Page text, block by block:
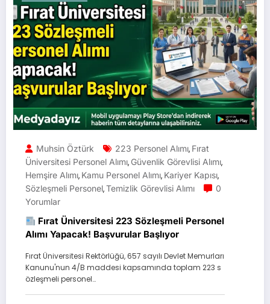
Muhsin Öztürk 223 Personel Alımı, Fırat
Üniversitesi Personel Alımı, Güvenlik Görevlisi Alımı,
Hemşire Alımı, Kamu Personel Alımı, Kariyer Kapısı,
Sözleşmeli Personel,Temizlik Görevlisi Alımı
0
Yorumlar
Fırat Üniversitesi 223 Sözleşmeli Personel
Alımı Yapacak! Başvurular Başlıyor
Fırat Üniversitesi Rektörlüğü, 657 sayılı Devlet Memurları
Kanunu'nun 4/B maddesi kapsamında toplam 223 s
özleşmeli personel…